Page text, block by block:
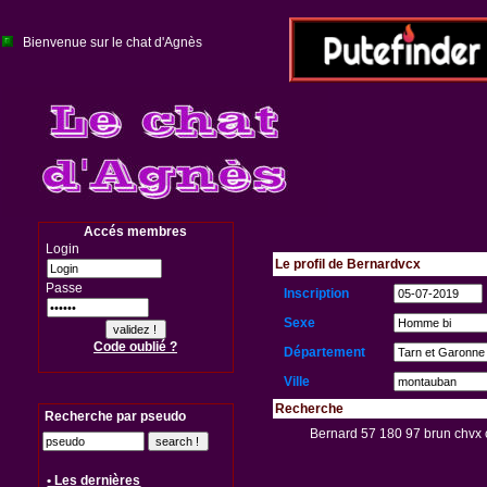
Bienvenue sur le chat d'Agnès
Accés membres
Login
Passe
Code oublié ?
Recherche par pseudo
• Les dernières
Le profil de Bernardvcx
Inscription
Sexe
Département
Ville
Recherche
Bernard 57 180 97 brun